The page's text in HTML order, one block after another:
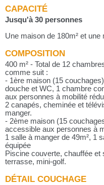
CAPACITÉ
Jusqu'à 30 personnes
Une maison de 180m² et une
COMPOSITION
400 m² - Total de 12
comme suit :
- 1ère maison (15
douche et WC, 1 chambre
aux personnes à mobilité
2 canapés, cheminée et
manger.
- 2ème maison (15
accessible aux personnes à
1 salle à manger de 49m², 1
équipée
Piscine couverte, chauffée et
terrasse, mini-golf.
DÉTAIL COUCHAGE